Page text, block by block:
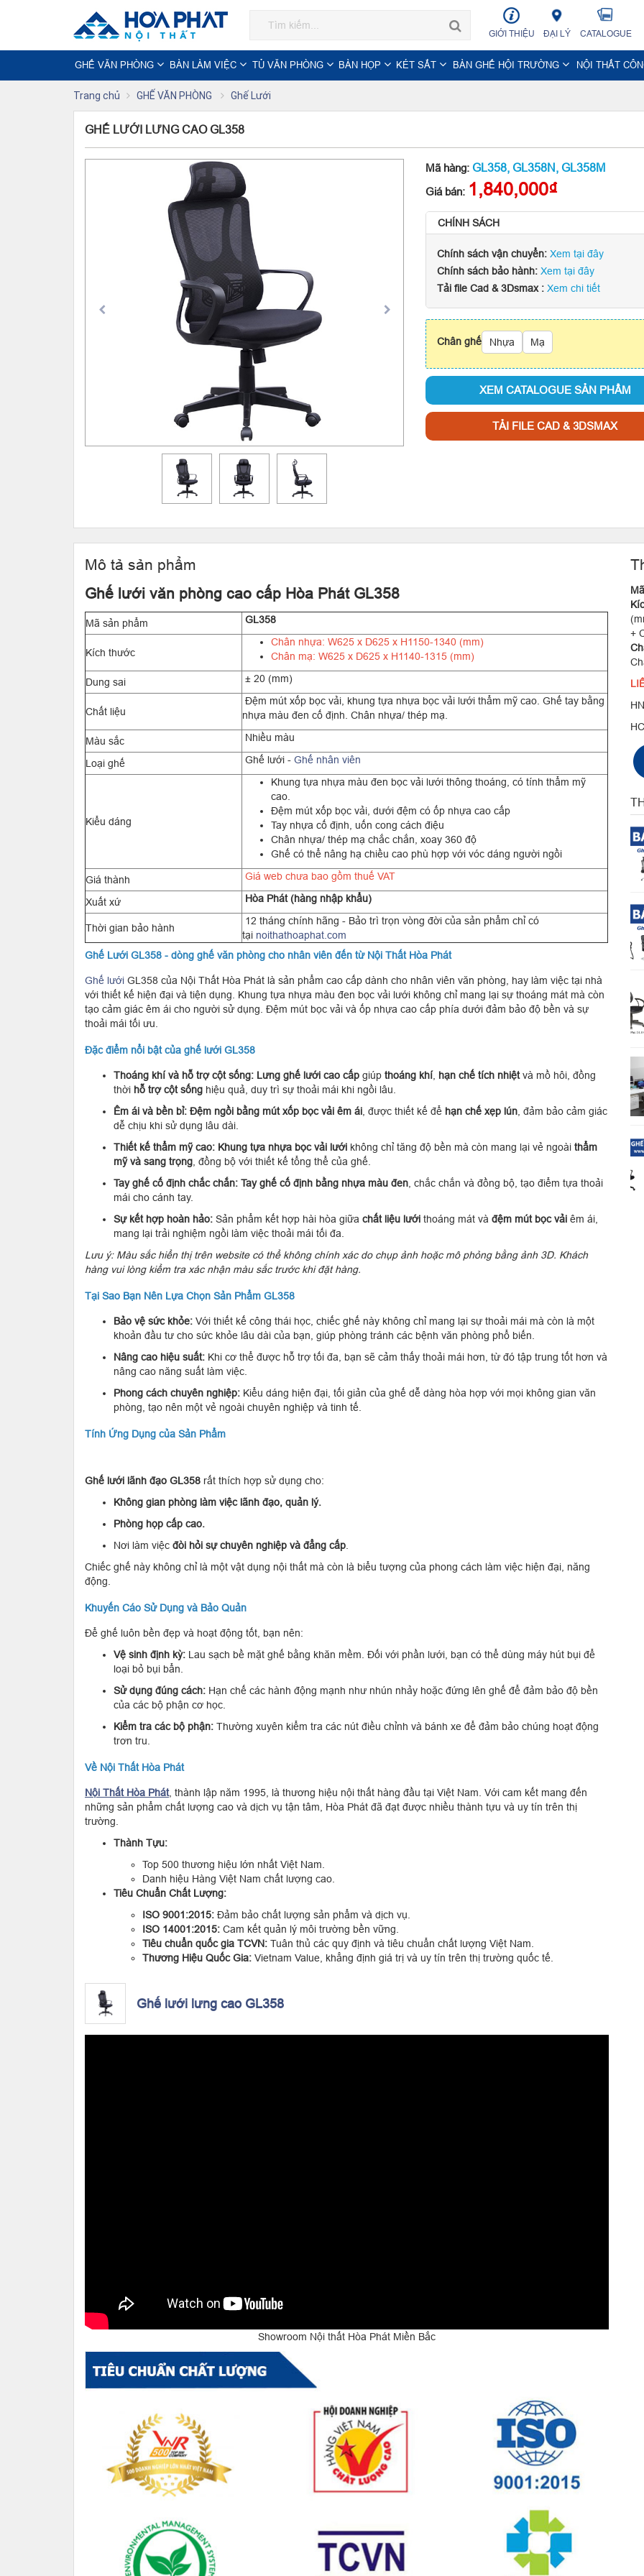
GIỚI THIỆU ĐẠI LÝ CATALOGUE
GHẾ VĂN PHÒNG BÀN LÀM VIỆC TỦ VĂN PHÒNG BÀN HỌP KÉT SẮT BÀN GHẾ HỘI TRƯỜNG NỘI THẤT
Trang chủ GHẾ VĂN PHÒNG Ghế Lưới
GHẾ LƯỚI LƯNG CAO GL358
Mã hàng:GL358, GL358N, GL358M
Giá bán: 1,840,000₫
CHÍNH SÁCH
Chính sách vận chuyển:Xem tại đây
Chính sách bảo hành:Xem tại đây
Tải file Cad & 3Dsmax :Xem chi tiết
Chân ghế Nhựa Mạ
XEM CATALOGUE SẢN PHẨM
TẢI FILE CAD & 3DSMAX
Mô tả sản phẩm
Ghế lưới văn phòng cao cấp Hòa Phát GL358
Mã sản phẩm GL358
Kích thước
Chân nhựa: W625 x D625 x H1150-1340 (mm)
Chân mạ: W625 x D625 x H1140-1315 (mm)
Dung sai ± 20 (mm)
Chất liệu
Đệm mút xốp bọc vải, khung tựa nhựa bọc vải lưới thẩm mỹ cao. Ghế tay bằng
nhựa màu đen cố định. Chân nhựa/ thép mạ.
Màu sắc Nhiều màu
Loại ghế Ghế lưới - Ghế nhân viên
Kiểu dáng
Khung tựa nhựa màu đen bọc vải lưới thông thoáng, có tính thẩm mỹ
cao.
Đệm mút xốp bọc vải, dưới đệm có ốp nhựa cao cấp
Tay nhựa cố định, uốn cong cách điệu
Chân nhựa/ thép mạ chắc chắn, xoay 360 độ
Ghế có thể nâng hạ chiều cao phù hợp với vóc dáng người ngồi
Giá thành Giá web chưa bao gồm thuế VAT
Xuất xứ Hòa Phát (hàng nhập khẩu)
Thời gian bảo hành
12 tháng chính hãng - Bảo trì trọn vòng đời của sản phẩm chỉ có
tại noithathoaphat.com
Ghế Lưới GL358 - dòng ghế văn phòng cho nhân viên đến từ Nội Thất Hòa Phát
Ghế lưới GL358 của Nội Thất Hòa Phát là sản phẩm cao cấp dành cho nhân viên văn phòng, hay làm việc tại nhà
với thiết kế hiện đại và tiện dụng. Khung tựa nhựa màu đen bọc vải lưới không chỉ mang lại sự thoáng mát mà còn
tạo cảm giác êm ái cho người sử dụng. Đệm mút bọc vải và ốp nhựa cao cấp phía dưới đảm bảo độ bền và sự
thoải mái tối ưu.
Đặc điểm nổi bật của ghế lưới GL358
Thoáng khí và hỗ trợ cột sống: Lưng ghế lưới cao cấp giúp thoáng khí hạn chế tích nhiệtvà mồ hôi, đồng
thời hỗ trợ cột sống hiệu quả, duy trì sự thoải mái khi ngồi lâu.
Êm ái và bền bỉ: Đệm ngồi bằng mút xốp bọc vải êm ái , được thiết kế để hạn chế xẹp lún , đảm bảo cảm giác
dễ chịu khi sử dụng lâu dài.
Thiết kế thẩm mỹ cao: Khung tựa nhựa bọc vải lưới không chỉ tăng độ bền mà còn mang lại vẻ ngoài thẩm
mỹ và sang trọng , đồng bộ với thiết kế tổng thể của ghế.
Tay ghế cố định chắc chắn: Tay ghế cố định bằng nhựa màu đen , chắc chắn và đồng bộ, tạo điểm tựa thoải
mái cho cánh tay.
Sự kết hợp hoàn hảo: Sản phẩm kết hợp hài hòa giữa chất liệu lưới thoáng mát và đệm mút bọc vải êm ái,
mang lại trải nghiệm ngồi làm việc thoải mái tối đa.
Lưu ý: Màu sắc hiển thị trên website có thể không chính xác do chụp ảnh hoặc mô phỏng bằng ảnh 3D. Khách
hàng vui lòng kiểm tra xác nhận màu sắc trước khi đặt hàng.
Tại Sao Bạn Nên Lựa Chọn Sản Phẩm GL358
Bảo vệ sức khỏe: Với thiết kế công thái học, chiếc ghế này không chỉ mang lại sự thoải mái mà còn là một
khoản đầu tư cho sức khỏe lâu dài của bạn, giúp phòng tránh các bệnh văn phòng phổ biến.
Nâng cao hiệu suất: Khi cơ thể được hỗ trợ tối đa, bạn sẽ cảm thấy thoải mái hơn, từ đó tập trung tốt hơn và
nâng cao năng suất làm việc.
Phong cách chuyên nghiệp: Kiểu dáng hiện đại, tối giản của ghế dễ dàng hòa hợp với mọi không gian văn
phòng, tạo nên một vẻ ngoài chuyên nghiệp và tinh tế.
Tính Ứng Dụng của Sản Phẩm
Ghế lưới lãnh đạo GL358 rất thích hợp sử dụng cho:
Không gian phòng làm việc lãnh đạo, quản lý.
Phòng họp cấp cao.
Nơi làm việc đòi hỏi sự chuyên nghiệp và đẳng cấp
Chiếc ghế này không chỉ là một vật dụng nội thất mà còn là biểu tượng của phong cách làm việc hiện đại, năng
động.
Khuyến Cáo Sử Dụng và Bảo Quản
Để ghế luôn bền đẹp và hoạt động tốt, bạn nên:
Vệ sinh định kỳ: Lau sạch bề mặt ghế bằng khăn mềm. Đối với phần lưới, bạn có thể dùng máy hút bụi để
loại bỏ bụi bẩn.
Sử dụng đúng cách: Hạn chế các hành động mạnh như nhún nhảy hoặc đứng lên ghế để đảm bảo độ bền
của các bộ phận cơ học.
Kiểm tra các bộ phận: Thường xuyên kiểm tra các nút điều chỉnh và bánh xe để đảm bảo chúng hoạt động
trơn tru.
Về Nội Thất Hòa Phát
Nội Thất Hòa Phát, thành lập năm 1995, là thương hiệu nội thất hàng đầu tại Việt Nam. Với cam kết mang đến
những sản phẩm chất lượng cao và dịch vụ tận tâm, Hòa Phát đã đạt được nhiều thành tựu và uy tín trên thị
trường.
Thành Tựu:
Top 500 thương hiệu lớn nhất Việt Nam.
Danh hiệu Hàng Việt Nam chất lượng cao.
Tiêu Chuẩn Chất Lượng:
ISO 9001:2015: Đảm bảo chất lượng sản phẩm và dịch vụ.
ISO 14001:2015: Cam kết quản lý môi trường bền vững.
Tiêu chuẩn quốc gia TCVN: Tuân thủ các quy định và tiêu chuẩn chất lượng Việt Nam.
Thương Hiệu Quốc Gia: Vietnam Value, khẳng định giá trị và uy tín trên thị trường quốc tế.
Ghế lưới lưng cao GL358
Showroom Nội thất Hòa Phát Miền Bắc
+